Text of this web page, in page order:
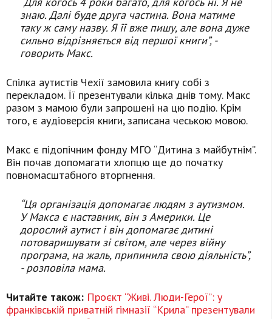
знаю. Далі буде друга частина. Вона матиме
таку ж саму назву. Я її вже пишу, але вона дуже
сильно відрізняється від першої книги”, -
говорить Макс.
Спілка аутистів Чехії замовила книгу собі з
перекладом. Її презентували кілька днів тому. Макс
разом з мамою були запрошені на цю подію. Крім
того, є аудіоверсія книги, записана чеською мовою.
Макс є підопічним фонду МГО “Дитина з майбутнім”.
Він почав допомагати хлопцю ще до початку
повномасштабного вторгнення.
“Ця організація допомагає людям з аутизмом.
У Макса є наставник, він з Америки. Це
дорослий аутист і він допомагає дитині
потоваришувати зі світом, але через війну
програма, на жаль, припинила свою діяльність”,
- розповіла мама.
Читайте також: Проєкт “Живі. Люди-Герої”: у
франківській приватній гімназії “Крила” презентували